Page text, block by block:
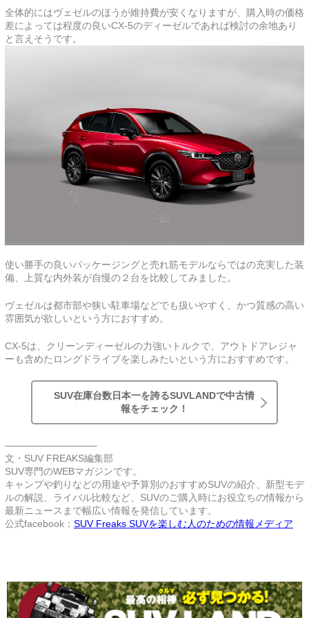
全体的にはヴェゼルのほうが維持費が安くなりますが、購入時の価格
差によっては程度の良いCX-5のディーゼルであれば検討の余地あり
と言えそうです。
使い勝手の良いパッケージングと売れ筋モデルならではの充実した装
備、上質な内外装が自慢の２台を比較してみました。
ヴェゼルは都市部や狭い駐車場などでも扱いやすく、かつ質感の高い
雰囲気が欲しいという方におすすめ。
CX-5は、クリーンディーゼルの力強いトルクで、アウトドアレジャ
ーも含めたロングドライブを楽しみたいという方におすすめです。
SUV在庫台数日本一を誇るSUVLANDで中古情
報をチェック！
—————————–
文・SUV FREAKS編集部
SUV専門のWEBマガジンです。
キャンプや釣りなどの用途や予算別のおすすめSUVの紹介、新型モデ
ルの解説、ライバル比較など、SUVのご購入時にお役立ちの情報から
最新ニュースまで幅広い情報を発信しています。
公式facebook： SUV Freaks SUVを楽しむ人のための情報メディア